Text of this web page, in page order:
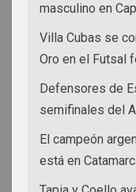
masculino en
Villa Cubas se
Oro en el Futsal
Defensores de
semifinales del
El campeón
está en